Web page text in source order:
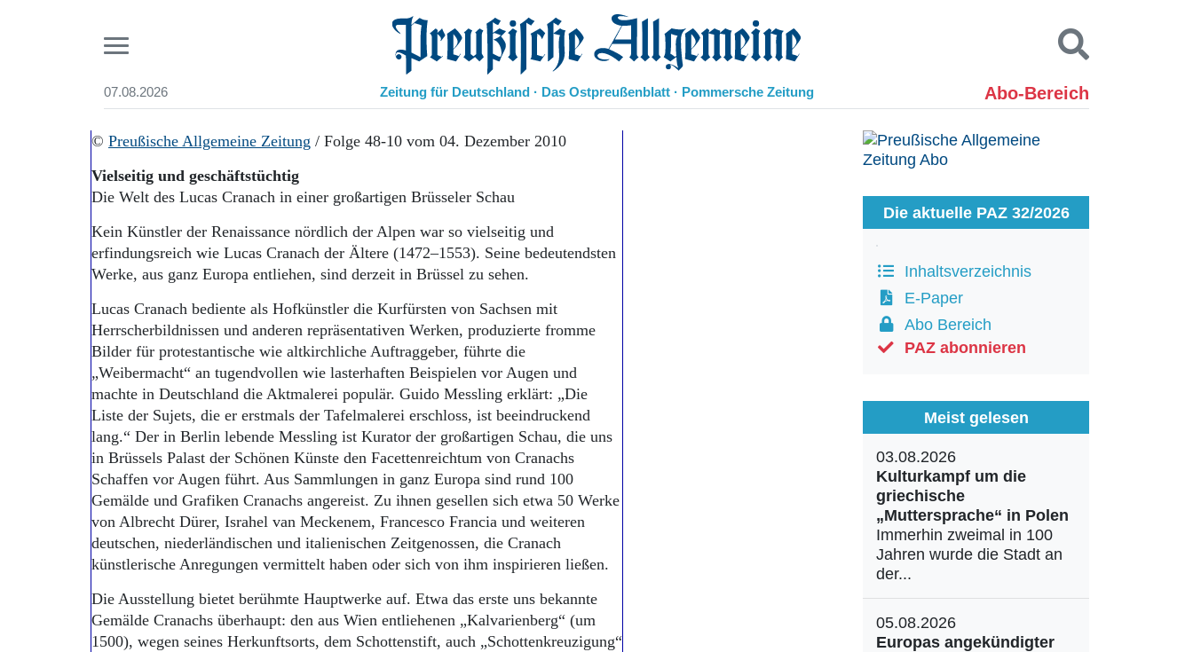
07.08.2026 Preußische Allgemeine Zeitung
Zeitung für Deutschland · Das Ostpreußenblatt · Pommersche Zeitung Abo-Bereich
Start
Aktuelle Ausgabe
Abonnenten-Login
Abo Prämien
Archiv
Mediadaten
Geschichte
Berlin-Brandenburg
Schlesien
Danzig und Westpreußen
Bücher
Kontakt
Suchen und finden
© Preußische Allgemeine Zeitung / Folge 48-10 vom 04. Dezember 2010
Vielseitig und geschäftstüchtig
Die Welt des Lucas Cranach in einer großartigen Brüsseler Schau
Kein Künstler der Renaissance nördlich der Alpen war so vielseitig und
erfindungsreich wie Lucas Cranach der Ältere (1472–1553). Seine bedeutendsten
Werke, aus ganz Europa entliehen, sind derzeit in Brüssel zu sehen.
Lucas Cranach bediente als Hofkünstler die Kurfürsten von Sachsen mit
Herrscherbildnissen und anderen repräsentativen Werken, produzierte fromme
Bilder für protestantische wie altkirchliche Auftraggeber, führte die
„Weibermacht“ an tugendvollen wie lasterhaften Beispielen vor Augen und
machte in Deutschland die Aktmalerei populär. Guido Messling erklärt: „Die
Liste der Sujets, die er erstmals der Tafelmalerei erschloss, ist beeindruckend
lang.“ Der in Berlin lebende Messling ist Kurator der großartigen Schau, die uns
in Brüssels Palast der Schönen Künste den Facettenreichtum von Cranachs
Schaffen vor Augen führt. Aus Sammlungen in ganz Europa sind rund 100
Gemälde und Grafiken Cranachs angereist. Zu ihnen gesellen sich etwa 50 Werke
von Albrecht Dürer, Israhel van Meckenem, Francesco Francia und weiteren
deutschen, niederländischen und italienischen Zeitgenossen, die Cranach
künstlerische Anregungen vermittelt haben oder sich von ihm inspirieren ließen.
Die Ausstellung bietet berühmte Hauptwerke auf. Etwa das erste uns bekannte
Gemälde Cranachs überhaupt: den aus Wien entliehenen „Kalvarienberg“ (um
1500), wegen seines Herkunftsorts, dem Schottenstift, auch „Schottenkreuzigung“
Die aktuelle PAZ 32/2026
Inhaltsverzeichnis
E-Paper
Abo Bereich
PAZ abonnieren
Meist gelesen
03.08.2026
Kulturkampf um die
griechische
„Muttersprache“ in Polen
Immerhin zweimal in 100
Jahren wurde die Stadt an
der...
05.08.2026
Europas angekündigter